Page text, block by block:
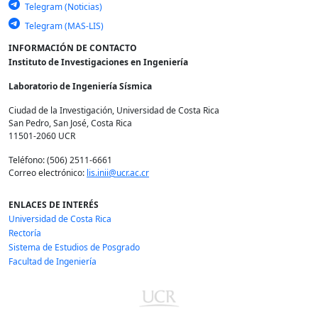
Telegram (Noticias)
Telegram (MAS-LIS)
INFORMACIÓN DE CONTACTO
Instituto de Investigaciones en Ingeniería
Laboratorio de Ingeniería Sísmica
Ciudad de la Investigación, Universidad de Costa Rica
San Pedro, San José, Costa Rica
11501-2060 UCR
Teléfono: (506) 2511-6661
Correo electrónico: lis.inii@ucr.ac.cr
ENLACES DE INTERÉS
Universidad de Costa Rica
Rectoría
Sistema de Estudios de Posgrado
Facultad de Ingeniería